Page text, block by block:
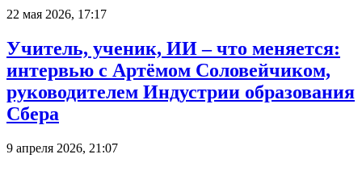
22 мая 2026, 17:17
Учитель, ученик, ИИ – что меняется:
интервью с Артёмом Соловейчиком,
руководителем Индустрии образования
Сбера
9 апреля 2026, 21:07